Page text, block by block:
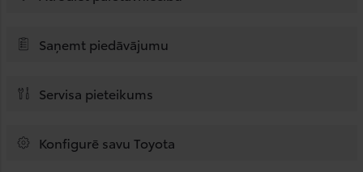
Saņemt piedāvājumu
Servisa pieteikums
Konfigurē savu Toyota